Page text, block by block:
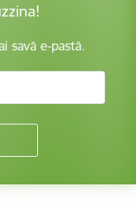
savā e-pastā.